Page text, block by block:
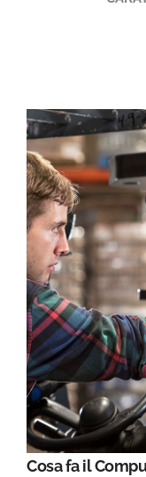
Cosa fa il